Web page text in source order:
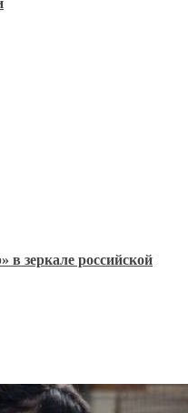
зеркале российской